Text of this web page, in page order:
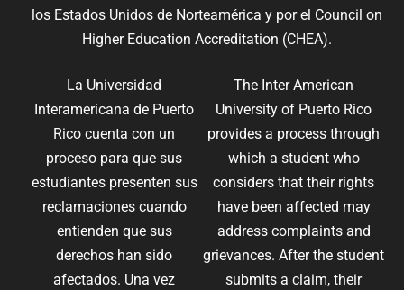
los Estados Unidos de Norteamérica y por el Council on
Higher Education Accreditation (CHEA).
La Universidad
Interamericana de Puerto
Rico cuenta con un
proceso para que sus
estudiantes presenten sus
reclamaciones cuando
entienden que sus
derechos han sido
afectados. Una vez
The Inter American
University of Puerto Rico
provides a process through
which a student who
considers that their rights
have been affected may
address complaints and
grievances. After the student
submits a claim, their